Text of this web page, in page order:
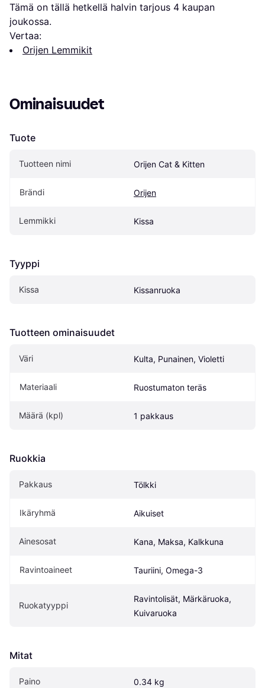
Tämä on tällä hetkellä halvin tarjous 4 kaupan
joukossa.
Vertaa:
Orijen Lemmikit
Ominaisuudet
Tuote
Tuotteen nimi Orijen Cat & Kitten
Brändi Orijen
Lemmikki Kissa
Tyyppi
Kissa Kissanruoka
Tuotteen ominaisuudet
Väri Kulta, Punainen, Violetti
Materiaali Ruostumaton teräs
Määrä (kpl) 1 pakkaus
Ruokkia
Pakkaus Tölkki
Ikäryhmä Aikuiset
Ainesosat Kana, Maksa, Kalkkuna
Ravintoaineet Tauriini, Omega-3
Ruokatyyppi
Ravintolisät, Märkäruoka,
Kuivaruoka
Mitat
Paino 0.34 kg